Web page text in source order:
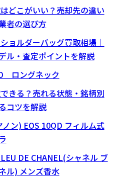
どこがいい？売却先の違い
者の選び方
ョルダーバッグ買取相場｜
ル・査定ポイントを解説
ロングネック
きる？売れる状態・銘柄別
コツを解説
ン) EOS 10QD フィルム式
DE CHANEL(シャネル ブ
ル) メンズ香水